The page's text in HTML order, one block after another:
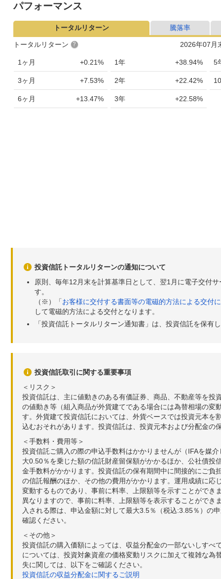
パフォーマンス
トータルリターン 騰落率
2026年07月
トータルリターン
1ヶ月 +0.21%
3ヶ月 +7.53%
6ヶ月 +13.47%
1年 +38.94%
2年 +22.42%
3年 +22.58%
5
投資信託トータルリターンの通知について
原則、毎年12月末を計算基準日として、翌1月に電子交付
す。
（※）「お客様に交付する書面等の電磁的方法による交付
して電磁的方法による交付となります。
「投資信託トータルリターン通知書」は、投資信託を保有
投資信託取引に関する重要事項
＜リスク＞
投資信託は、主に値動きのある有価証券、商品、不動産等を
の値動き等（組入商品が外貨建てである場合には為替相場の
す。外貨建て投資信託においては、外貨ベースでは投資元本
込むおそれがあります。投資信託は、投資元本および分配金の
＜手数料・費用等＞
投資信託ご購入の際の申込手数料はかかりませんが（IFAを媒
大0.50％を乗じた額の信託財産留保額がかかるほか、公社債
金手数料がかかります。投資信託の保有期間中に間接的にご
の信託報酬のほか、その他の費用がかかります。運用成績に
変動するものであり、事前に料率、上限額等を示すことがで
異なりますので、事前に料率、上限額等を表示することがで
入される際は、申込金額に対して最大3.5％（税込:3.85％）の
確認ください。
＜その他＞
投資信託の購入価額によっては、収益分配金の一部ないしす
については、投資対象資産の価格変動リスクに加えて複雑な
失に関しては、以下をご確認ください。
投資信託の収益分配金に関するご説明